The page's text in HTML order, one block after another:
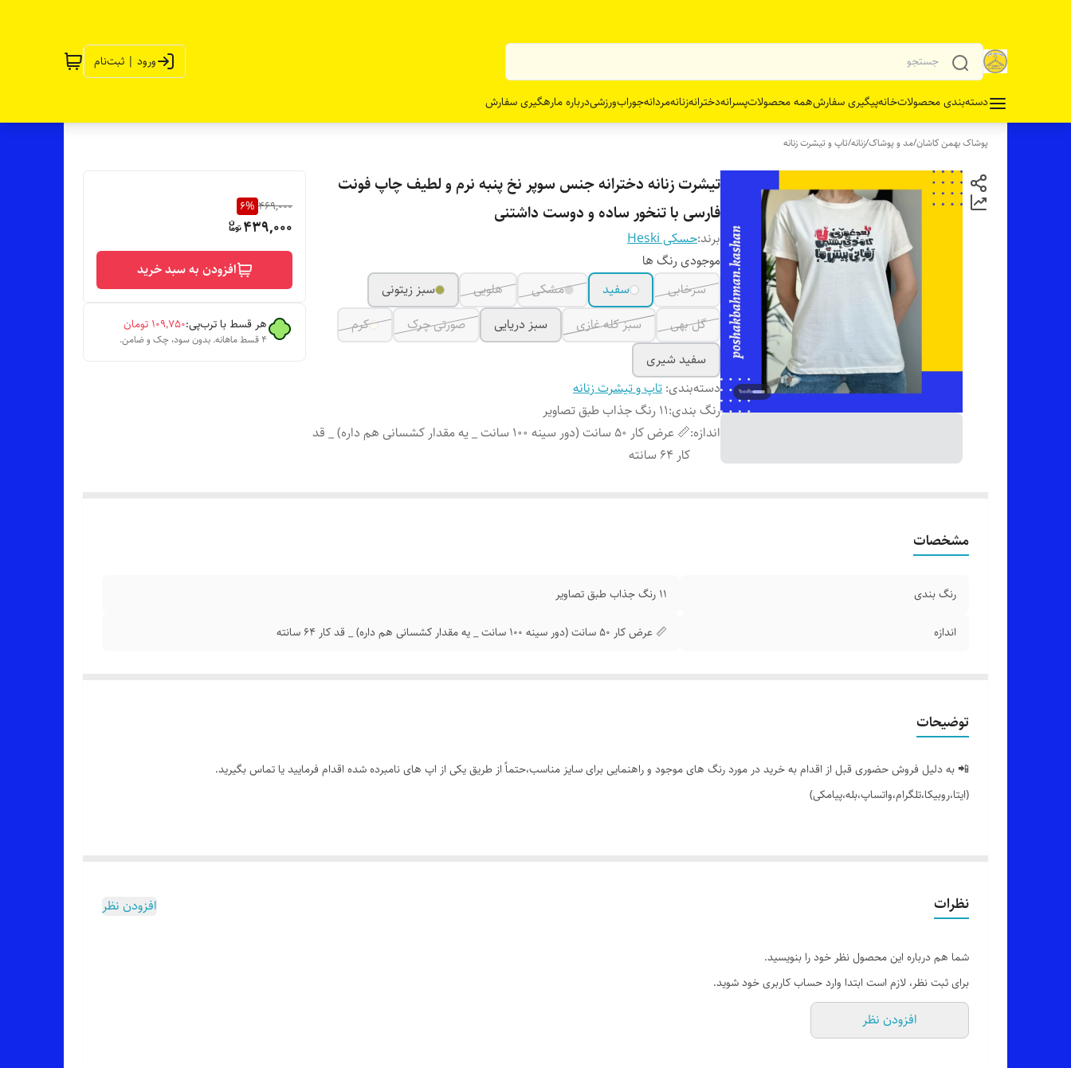
ورود | ثبت‌نام
دسته‌بندی محصولاتخانهپیگیری سفارشهمه محصولاتپسرانهدخترانهزنانهمردانهجورابورزشیدرباره مارهگیری سفارش
پوشاک بهمن کاشان/مد و پوشاک/زنانه/تاپ و تیشرت زنانه
تیشرت زنانه دخترانه جنس سوپر نخ پنبه نرم و لطیف چاپ فونت
فارسی با تنخور ساده و دوست داشتنی
برند:حسکی Heski
موجودی رنگ ها
سرخابی
سفید مشکی هلویی
سبز زیتونی
گل بهی
سبز کله غازی سبز دریایی صورتی چرک
کرم
سفید شیری
دسته‌بندی: تاپ و تیشرت زنانه
رنگ بندی:11 رنگ جذاب طبق تصاویر
اندازه:
📏 عرض کار 50 سانت (دور سینه 100 سانت _ یه مقدار کشسانی هم داره) _ قد
کار 64 سانته
469,000
6%
439,000
افزودن به سبد خرید
هر قسط با ترب‌پی:۱۰۹٬۷۵۰ تومان
۴ قسط ماهانه. بدون سود، چک و ضامن.
مشخصات
رنگ بندی 11 رنگ جذاب طبق تصاویر
اندازه 📏 عرض کار 50 سانت (دور سینه 100 سانت _ یه مقدار کشسانی هم داره) _ قد کار 64 سانته
توضیحات
📲 به دلیل فروش حضوری قبل از اقدام به خرید در مورد رنگ های موجود و راهنمایی برای سایز مناسب،حتماً از طریق یکی از اپ های نامبرده شده اقدام فرمایید یا تماس بگیرید.
(ایتا،روبیکا،تلگرام،واتساپ،بله،پیامکی)
👌 جنسش: سوپر نخ پنبه بسیار نرم،خنک و راحت 😌
🎨 رنگ بندیش: 11 رنگ جذاب طبق تصاویر (یه ذره تفاوت رنگ با عکس ها وجود داره،در صورت درخواست عکس های بیشتر براتون ارسال میشه)
نظرات افزودن نظر
شما هم درباره این محصول نظر خود را بنویسید.
برای ثبت نظر، لازم است ابتدا وارد حساب کاربری خود شوید.
افزودن نظر